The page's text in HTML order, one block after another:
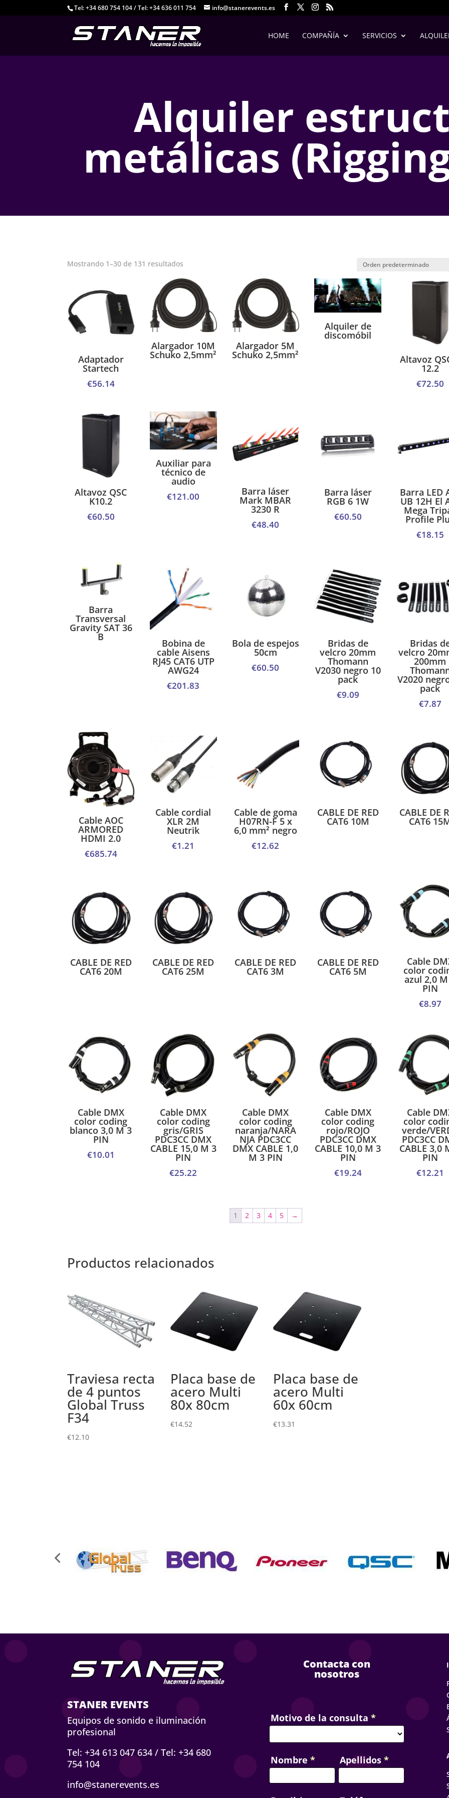
Tel: +34 680 754 104/Tel: +34 636 011 754 info@stanerevents.es
HOME COMPAÑÍA SERVICIOS
Alquiler
metálicas
Mostrando 1–30 de 131 resultados
Adaptador
Startech
€56.14
Alargador 10M
Schuko 2,5mm²
Alargador 5M
Schuko 2,5mm²
Alquiler de
discomóbil
Altavoz
12.2
€72.50
Altavoz QSC
K10.2
€60.50
Auxiliar para
técnico de
audio
€121.00 Barra láser
Mark MBAR
3230 R
€48.40
Barra láser
RGB 6 1W
€60.50
Barra LED
UB 12H El
Mega
Profile
€18.15
Barra
Transversal
Gravity SAT 36
B
Bobina de
cable Aisens
RJ45 CAT6 UTP
AWG24
€201.83
Bola de espejos
50cm
€60.50
Bridas de
velcro 20mm
Thomann
V2030 negro 10
pack
€9.09
Bridas
velcro
200mm
V2020
pack
€7.87
Cable AOC
ARMORED
HDMI 2.0
€685.74
Cable cordial
XLR 2M
Neutrik
€1.21
Cable de goma
H07RN-F 5 x
6,0 mm² negro
€12.62
CABLE DE RED
CAT6 10M
CABLE DE
CAT6
CABLE DE RED
CAT6 20M
CABLE DE RED
CAT6 25M
CABLE DE RED
CAT6 3M
CABLE DE RED
CAT6 5M
Cable
color
azul 2,0
PIN
€8.97
Cable DMX
color coding
blanco 3,0 M 3
PIN
€10.01
Cable DMX
color coding
gris/GRIS
PDC3CC DMX
CABLE 15,0 M 3
PIN
€25.22
Cable DMX
color coding
naranja/NARA
NJA PDC3CC
DMX CABLE 1,0
M 3 PIN
Cable DMX
color coding
rojo/ROJO
PDC3CC DMX
CABLE 10,0 M 3
PIN
€19.24
Cable
color
verde/
PDC3CC
CABLE 3,0
PIN
€12.21
1 2 3 4 5 →
Productos relacionados
Traviesa recta
de 4 puntos
Global Truss
F34
€12.10
Placa base de
acero Multi
80x 80cm
€14.52
Placa base de
acero Multi
60x 60cm
€13.31
STANER EVENTS
Equipos de sonido e iluminación
profesional
Tel: +34 613 047 634 /Tel: +34 680
754 104
info@stanerevents.es
Contacta con
nosotros
Contact
Us
Motivo de la consulta *
Nombre * Apellidos *